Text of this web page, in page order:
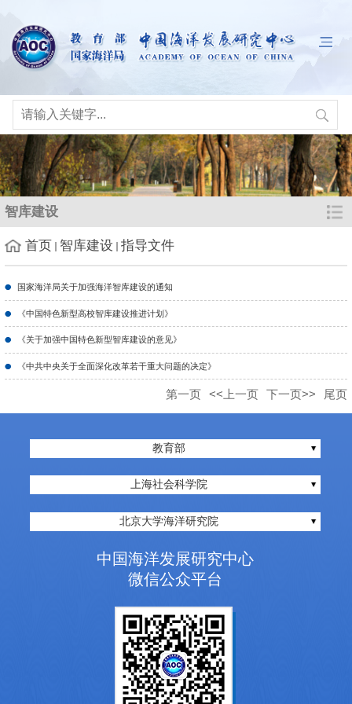
智库建设
首页 智库建设 指导文件
国家海洋局关于加强海洋智库建设的通知
《中国特色新型高校智库建设推进计划》
《关于加强中国特色新型智库建设的意见》
《中共中央关于全面深化改革若干重大问题的决定》
第一页 <<上一页 下一页>> 尾页
教育部
上海社会科学院
北京大学海洋研究院
中国海洋发展研究中心
微信公众平台